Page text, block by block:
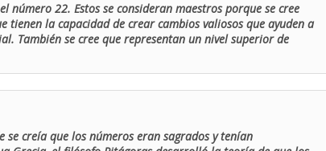
número 22. Estos se consideran maestros porque se cree
tienen la capacidad de crear cambios valiosos que ayuden a
También se cree que representan un nivel superior de
se creía que los números eran sagrados y tenían